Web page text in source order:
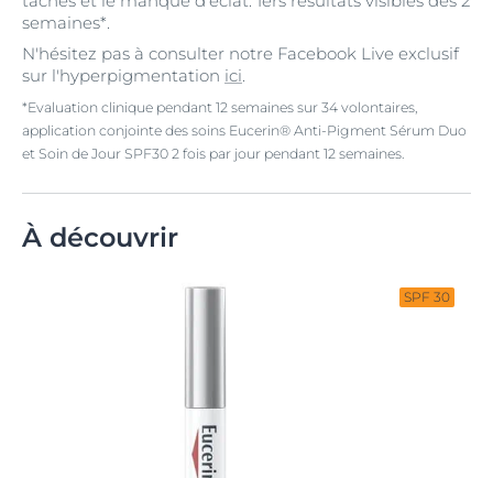
semaines*.
N'hésitez pas à consulter notre Facebook Live exclusif
sur l'hyperpigmentation ici.
*Evaluation clinique pendant 12 semaines sur 34 volontaires,
application conjointe des soins Eucerin® Anti-Pigment Sérum Duo
et Soin de Jour SPF30 2 fois par jour pendant 12 semaines.
À découvrir
SPF 30